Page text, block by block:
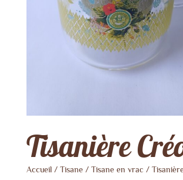
Tisanière
Accueil/ Tisane/ Tisane en vrac /